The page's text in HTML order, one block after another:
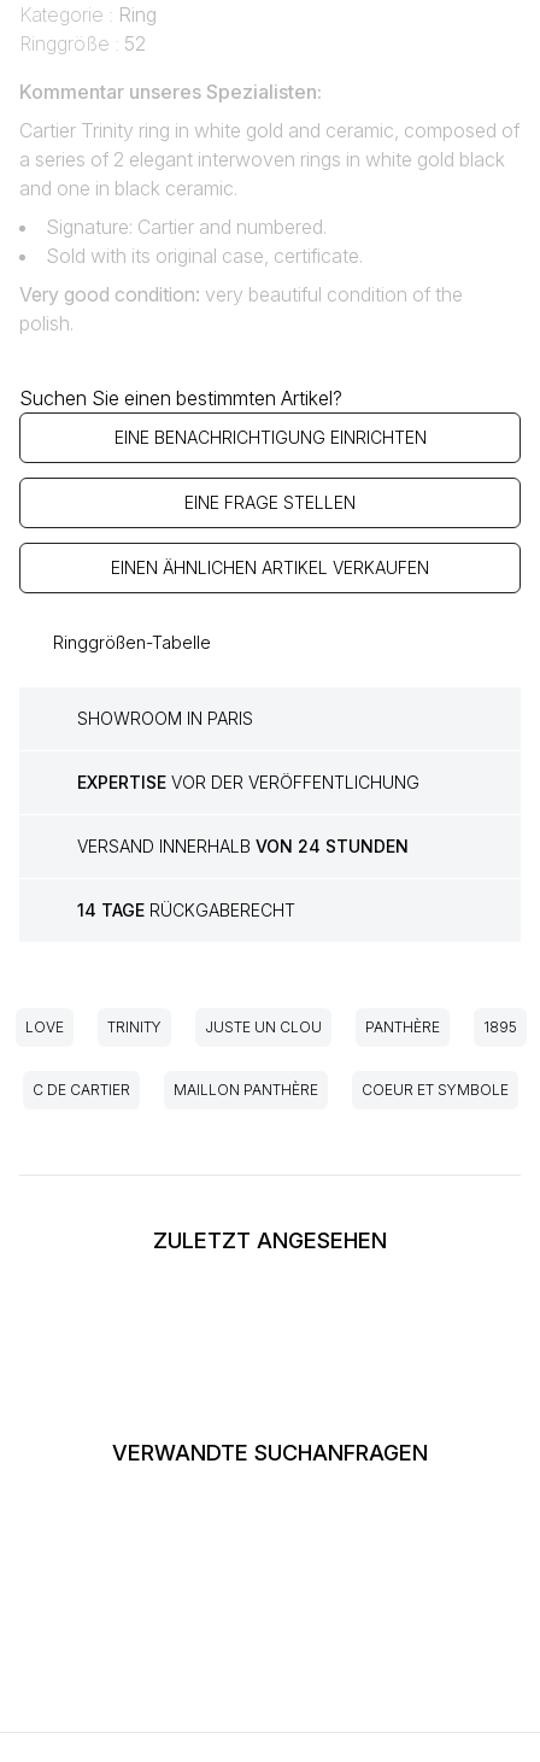
Kategorie : Ring
Ringgröße : 52
Kommentar unseres Spezialisten:
Cartier Trinity ring in white gold and ceramic, composed of
a series of 2 elegant interwoven rings in white gold black
and one in black ceramic.
Signature: Cartier and numbered.
Sold with its original case, certificate.
Very good condition: very beautiful condition of the
polish.
Suchen Sie einen bestimmten Artikel?
EINE BENACHRICHTIGUNG EINRICHTEN
EINE FRAGE STELLEN
EINEN ÄHNLICHEN ARTIKEL VERKAUFEN
Ringgrößen-Tabelle
SHOWROOM IN PARIS
EXPERTISE VOR DER VERÖFFENTLICHUNG
VERSAND INNERHALB VON 24 STUNDEN
14 TAGE RÜCKGABERECHT
LOVE TRINITY JUSTE UN CLOU PANTHÈRE 1895
C DE CARTIER MAILLON PANTHÈRE COEUR ET SYMBOLE
ZULETZT ANGESEHEN
VERWANDTE SUCHANFRAGEN